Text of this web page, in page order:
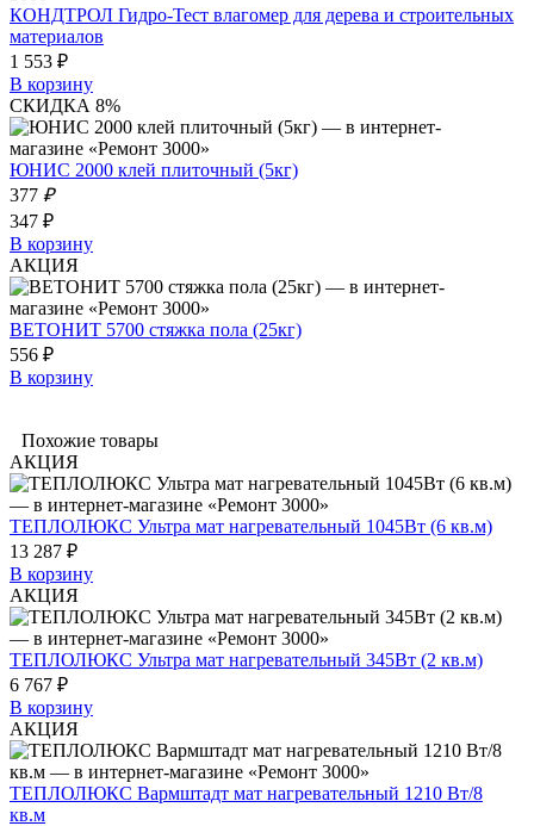
КОНДТРОЛ Гидро-Тест влагомер для дерева и строительных
материалов
1 553 ₽
В корзину
СКИДКА 8%
ЮНИС 2000 клей плиточный (5кг)
377 ₽
347 ₽
В корзину
АКЦИЯ
ВЕТОНИТ 5700 стяжка пола (25кг)
556 ₽
В корзину
Похожие товары
АКЦИЯ
ТЕПЛОЛЮКС Ультра мат нагревательный 1045Вт (6 кв.м)
13 287 ₽
В корзину
АКЦИЯ
ТЕПЛОЛЮКС Ультра мат нагревательный 345Вт (2 кв.м)
6 767 ₽
В корзину
АКЦИЯ
ТЕПЛОЛЮКС Вармштадт мат нагревательный 1210 Вт/8
кв.м